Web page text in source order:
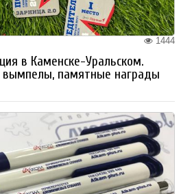
1444
в Каменске-Уральском.
памятные награды